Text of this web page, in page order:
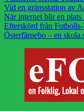
Vid en gränsstation av
När internet blir en
Efterskörd från
Österfärnebo – en